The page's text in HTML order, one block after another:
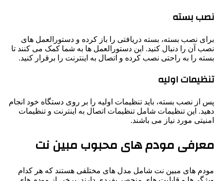
نصب بسته
برای نصب بسته، بسته‌ دریافتی را باز کرده و دستورالعمل ‌های
نصب آن را دنبال کنید. این دستورالعمل ‌ها به شما کمک می ‌کنند تا
بسته را به راحتی نصب کرده و اتصال به اینترنت را برقرار کنید.
تنظیمات اولیه
پس از نصب بسته، باید تنظیمات اولیه را بر روی دستگاه خود انجام
دهید. این تنظیمات شامل تنظیمات اتصال به اینترنت و تنظیمات
امنیتی مورد نیاز می ‌باشند.
معرفی مودم های محبوب مبین نت
مودم ‌های مبین ‌نت شامل مدل‌ های مختلفی هستند که هر کدام